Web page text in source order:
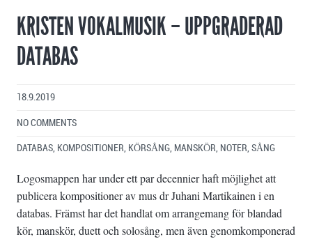
KRISTEN VOKALMUSIK – UPPGRADERAD
DATABAS
18.9.2019
NO COMMENTS
DATABAS, KOMPOSITIONER, KÖRSÅNG, MANSKÖR, NOTER, SÅNG
Logosmappen har under ett par decennier haft möjlighet att
publicera kompositioner av mus dr Juhani Martikainen i en
databas. Främst har det handlat om arrangemang för blandad
kör, manskör, duett och solosång, men även genomkomponerad